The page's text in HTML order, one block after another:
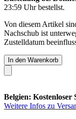
23:59 Uhrbestellst.
Von diesem Artikel
Nachschub ist
Zustelldatum
In den Warenkorb
Belgien: Kostenloser
Weitere Infos zu